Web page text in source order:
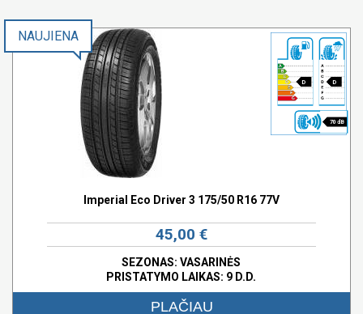
D D
70 dB
NAUJIENA
Imperial Eco Driver 3 175/50 R16 77V
45,00 €
SEZONAS: VASARINĖS
PRISTATYMO LAIKAS: 9 D.D.
PLAČIAU